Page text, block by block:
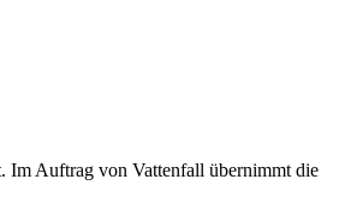
Im Auftrag von Vattenfall übernimmt die